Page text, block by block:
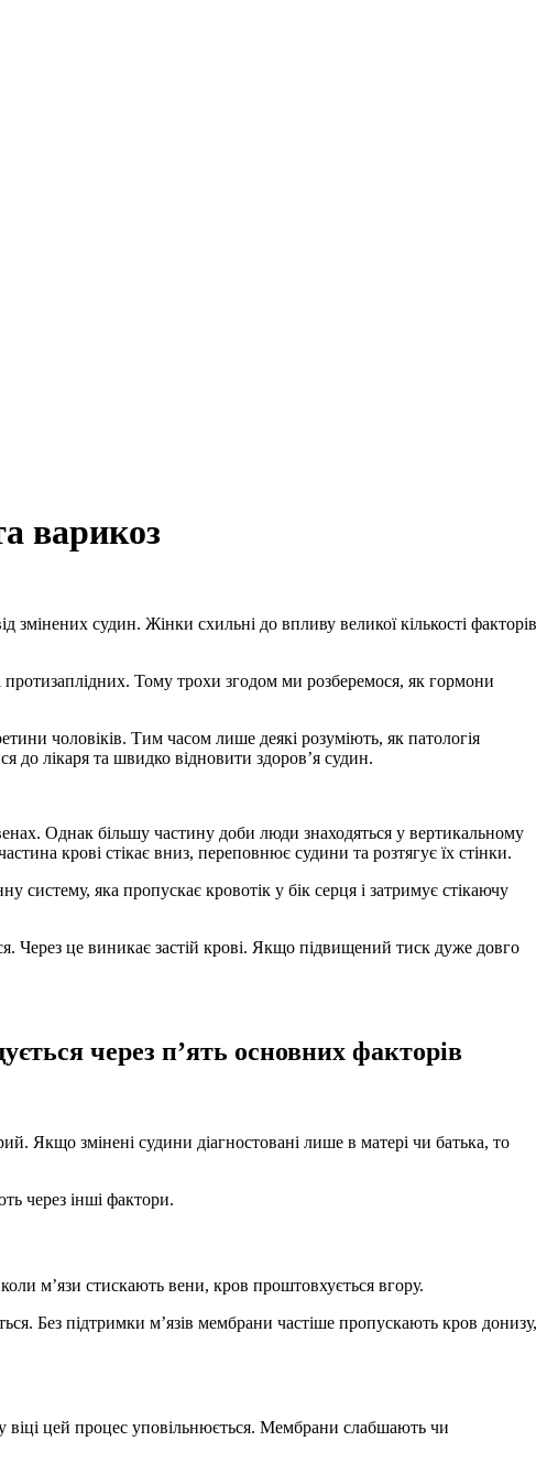
варикоз
змінених судин. Жінки схильні до впливу великої кількості факторів
Тому трохи згодом ми розберемося, як гормони
чоловіків. Тим часом лише деякі розуміють, як патологія
до лікаря та швидко відновити здоров’я судин.
Однак більшу частину доби люди знаходяться у вертикальному
крові стікає вниз, переповнює судини та розтягує їх стінки.
систему, яка пропускає кровотік у бік серця і затримує стікаючу
це виникає застій крові. Якщо підвищений тиск дуже довго
через п’ять основних факторів
Якщо змінені судини діагностовані лише в матері чи батька, то
через інші фактори.
м’язи стискають вени, кров проштовхується вгору.
Без підтримки м’язів мембрани частіше пропускають кров донизу,
цей процес уповільнюється. Мембрани слабшають чи